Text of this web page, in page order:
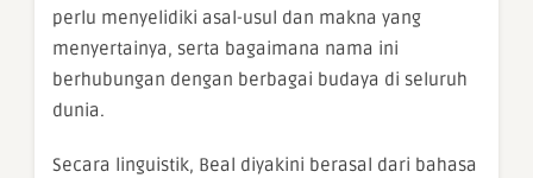
perlu menyelidiki asal-usul dan makna yang
menyertainya, serta bagaimana nama ini
berhubungan dengan berbagai budaya di seluruh
dunia.
Secara linguistik, Beal diyakini berasal dari bahasa